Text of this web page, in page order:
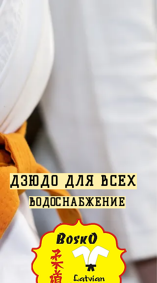
ДЗЮДО ДЛЯ ВСЕХ
ВОДОСНАБЖЕНИЕ